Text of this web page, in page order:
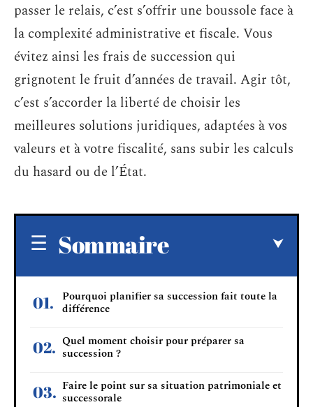
passer le relais, c’est s’offrir une boussole face à
la complexité administrative et fiscale. Vous
évitez ainsi les frais de succession qui
grignotent le fruit d’années de travail. Agir tôt,
c’est s’accorder la liberté de choisir les
meilleures solutions juridiques, adaptées à vos
valeurs et à votre fiscalité, sans subir les calculs
du hasard ou de l’État.
Sommaire
Pourquoi planifier sa succession fait toute la
différence
Quel moment choisir pour préparer sa
succession ?
Faire le point sur sa situation patrimoniale et
successorale